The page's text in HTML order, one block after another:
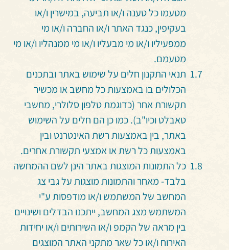
מטעמו כל טענה ו/או תביעה, במישרין ו/או
בעקיפין, כנגד האתר ו/או החברה ו/או מי
ממפעיליו ו/או מי מבעליו ו/או מי ממנהליו ו/או מי
מטעמם.
תנאי התקנון חלים על שימוש באתר ובתכנים
הכלולים בו באמצעות כל מחשב או מכשיר
תקשורת אחר (כדוגמת טלפון סלולרי, מחשבי
טאבלט וכיו"ב). כמו כן הם חלים על השימוש
באתר, בין באמצעות רשת האינטרנט ובין
באמצעות כל רשת או אמצעי תקשורת אחרים.
כל התמונות המוצגות באתר הינן לשם ההמחשה
בלבד- מאחר והתמונות מוצגות על גבי צג
המחשב של המשתמש ו/או מודפסות ע"י
המשתמש מצג המחשב, ייתכנו הבדלים ושינויים
בין מראה של הקמפ ו/או השירותים ו/או יחידות
האירוח ו/או כל שאר מתקני האתר המוצגים